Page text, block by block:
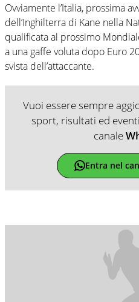
Ovviamente l’Italia, prossima
dell’Inghilterra di Kane nella
qualificata al prossimo
a una gaffe voluta dopo Euro
svista dell’attaccante.
Vuoi essere sempre
sport, risultati ed
canale
Entra nel